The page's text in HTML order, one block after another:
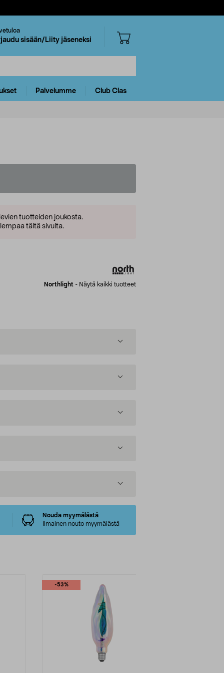
sisään/Liity jäseneksi
Palvelumme Club Clas
tuotteiden joukosta.
tältä sivulta.
Northlight - Näytä kaikki tuotteet
Nouda myymälästä
Ilmainen nouto myymälästä
-53%